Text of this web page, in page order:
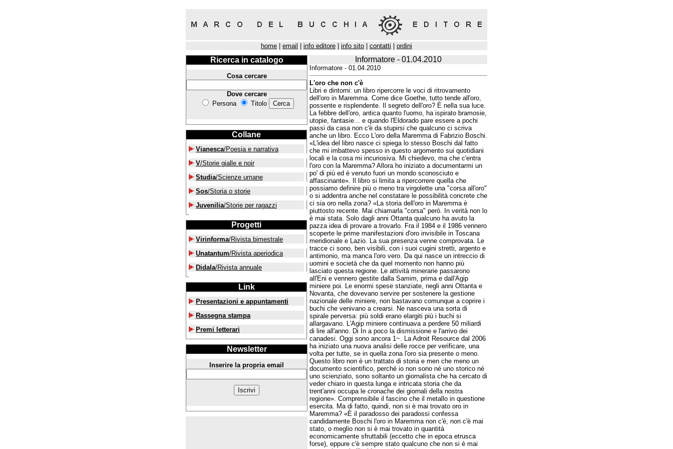
home email info editore info sito contatti ordini
Ricerca in catalogo
Cosa cercare
Dove cercare
Persona
Titolo
Collane
Vianesca/Poesia e narrativa
V/Storie gialle e noir
Studia/Scienze umane
Sos/Storia o storie
Juvenilia/Storie per ragazzi
Progetti
Virinforma/Rivista bimestrale
Unatantum/Rivista aperiodica
Didala/Rivista annuale
Link
Presentazioni e appuntamenti
Rassegna stampa
Premi letterari
Newsletter
Inserire la propria email
Informatore - 01.04.2010
Informatore - 01.04.2010
L'oro che non c'è
Libri e dintorni: un libro ripercorre le voci di ritrovamento
dell'oro in Maremma. Come dice Goethe, tutto tende all'oro,
possente e risplendente. Il segreto dell'oro? È nella sua luce.
La febbre dell'oro, antica quanto l'uomo, ha ispirato bramosie,
utopie, fantasie... e quando l'Eldorado pare essere a pochi
passi da casa non c'è da stupirsi che qualcuno ci scriva
anche un libro. Ecco L'oro della Maremma di Fabrizio Boschi.
«L'idea del libro nasce ci spiega lo stesso Boschi dal fatto
che mi imbattevo spesso in questo argomento sui quotidiani
locali e la cosa mi incuriosiva. Mi chiedevo, ma che c'entra
l'oro con la Maremma? Allora ho iniziato a documentarmi un
po' di più ed è venuto fuori un mondo sconosciuto e
affascinante». Il libro si limita a ripercorrere quella che
possiamo definire più o meno tra virgolette una "corsa all'oro"
o si addentra anche nel constatare le possibilità concrete che
ci sia oro nella zona? «La storia dell'oro in Maremma è
piuttosto recente. Mai chiamarla "corsa" però. In verità non lo
è mai stata. Solo dagli anni Ottanta qualcuno ha avuto la
pazza idea di provare a trovarlo. Fra il 1984 e il 1986 vennero
scoperte le prime manifestazioni d'oro invisibile in Toscana
meridionale e Lazio. La sua presenza venne comprovata. Le
tracce ci sono, ben visibili, con i suoi cugini stretti, argento e
antimonio, ma manca l'oro vero. Da qui nasce un intreccio di
uomini e società che da quel momento non hanno più
lasciato questa regione. Le attività minerarie passarono
all'Eni e vennero gestite dalla Samim, prima e dall'Agip
miniere poi. Le enormi spese stanziate, negli anni Ottanta e
Novanta, che dovevano servire per sostenere la gestione
nazionale delle miniere, non bastavano comunque a coprire i
buchi che venivano a crearsi. Ne nasceva una sorta di
spirale perversa: più soldi erano elargiti più i buchi si
allargavano. L'Agip miniere continuava a perdere 50 miliardi
di lire all'anno. Di In a poco la dismissione e l'arrivo dei
canadesi. Oggi sono ancora 1~. La Adroit Resource dal 2006
ha iniziato una nuova analisi delle rocce per verificare, una
volta per tutte, se in quella zona l'oro sia presente o meno.
Questo libro non è un trattato di storia e men che meno un
documento scientifico, perché io non sono né uno storico né
uno scienziato, sono soltanto un giornalista che ha cercato di
veder chiaro in questa lunga e intricata storia che da
trent'anni occupa le cronache dei giornali della nostra
regione». Comprensibile il fascino che il metallo in questione
esercita. Ma di fatto, quindi, non si è mai trovato oro in
Maremma? «È il paradosso dei paradossi confessa
candidamente Boschi l'oro in Maremma non c'è, non c'è mai
stato, o meglio non si è mai trovato in quantità
economicamente sfruttabili (eccetto che in epoca etrusca
forse), eppure c'è sempre stato qualcuno che non si è mai